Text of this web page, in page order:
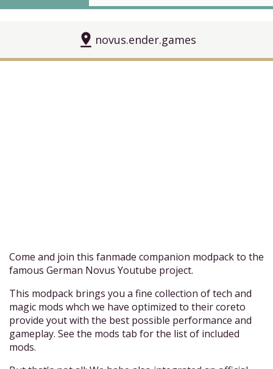
pin_drop novus.ender.games
Come and join this fanmade companion modpack to the
famous German Novus Youtube project.
This modpack brings you a fine collection of tech and
magic mods whch we have optimized to their coreto
provide yout with the best possible performance and
gameplay. See the mods tab for the list of included
mods.